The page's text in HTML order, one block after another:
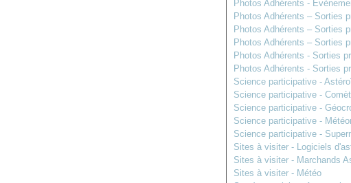
Photos Adhérents -
Photos Adhérents – Sorties
Photos Adhérents – Sorties
Photos Adhérents – Sorties
Photos Adhérents - Sorties
Photos Adhérents - Sorties
Science participative -
Science participative -
Science participative -
Science participative -
Science participative -
Sites à visiter - Logiciels
Sites à visiter - Marchands
Sites à visiter - Météo